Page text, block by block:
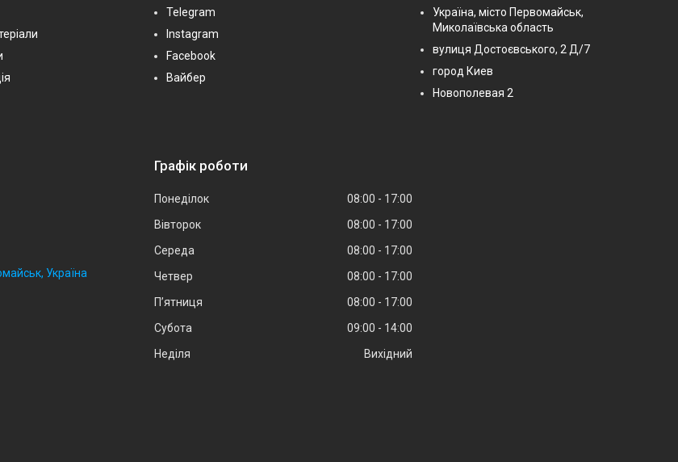
Telegram
Instagram
Facebook
Вайбер
Україна, місто Первомайськ,
Миколаївська область
вулиця Достоєвського, 2 Д/7
город Киев
Новополевая 2
Україна
Графік роботи
Понеділок 08:00
17:00
Вівторок
08:00
17:00
Середа
08:00
17:00
Четвер
08:00
17:00
Пʼятниця
08:00
17:00
Субота
09:00
14:00
Неділя
Вихідний